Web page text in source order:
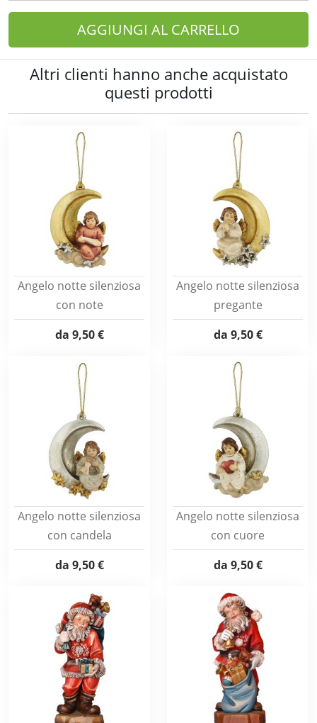
AGGIUNGI AL CARRELLO
Altri clienti hanno anche acquistato
questi prodotti
Angelo notte silenziosa
con note
da 9,50 €
Angelo notte silenziosa
pregante
da 9,50 €
Angelo notte silenziosa
con candela
da 9,50 €
Angelo notte silenziosa
con cuore
da 9,50 €